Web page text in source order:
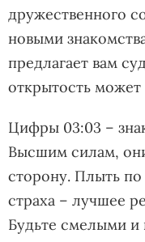
дружественного
новыми
предлагает вам
открытость
Цифры 03:03 –
Высшим силам,
сторону. Плыть
страха – лучшее
Будьте смелыми и